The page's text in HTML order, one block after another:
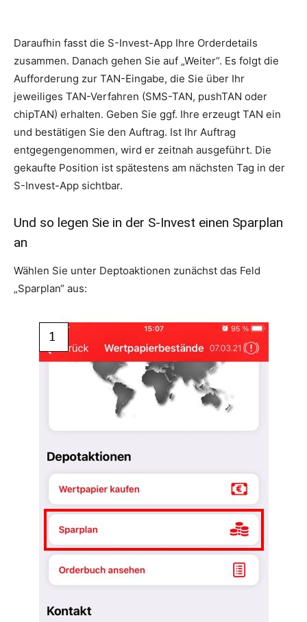
Daraufhin fasst die S-Invest-App Ihre Orderdetails
zusammen. Danach gehen Sie auf „Weiter“. Es folgt die
Aufforderung zur TAN-Eingabe, die Sie über Ihr
jeweiliges TAN-Verfahren (SMS-TAN, pushTAN oder
chipTAN) erhalten. Geben Sie ggf. Ihre erzeugt TAN ein
und bestätigen Sie den Auftrag. Ist Ihr Auftrag
entgegengenommen, wird er zeitnah ausgeführt. Die
gekaufte Position ist spätestens am nächsten Tag in der
S-Invest-App sichtbar.
Und so legen Sie in der S-Invest einen Sparplan
an
Wählen Sie unter Deptoaktionen zunächst das Feld
„Sparplan“ aus: